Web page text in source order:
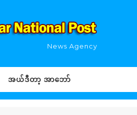
News Agency
အယ်ဒီတာ့ အာဘော်